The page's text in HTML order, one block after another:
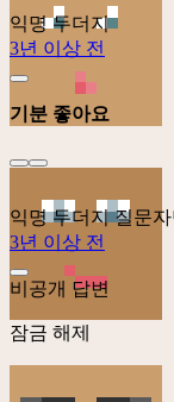
익명 두더지
3년 이상 전
기분 좋아요
익명 두더지질문자
3년 이상 전
비공개 답변
잠금 해제